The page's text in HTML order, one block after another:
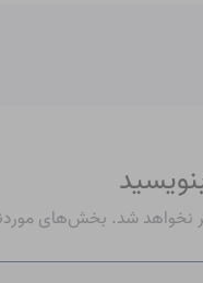
نخواهد شد. بخش‌های